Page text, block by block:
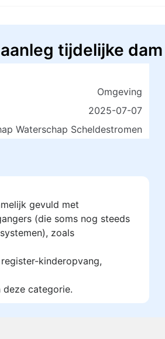
tijdelijke
Omgeving
2025-07-07
Waterschap Scheldestromen
gevuld met
(die soms nog steeds
zoals
kinderopvang,
deze categorie.